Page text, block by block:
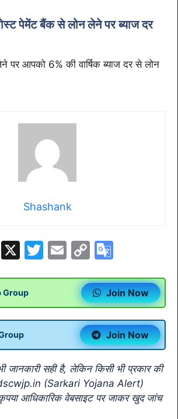
पेमेंट बैंक से लोन लेने पर ब्याज दर
पर आपको 6% की वार्षिक ब्याज दर से लोन
Shashank
T
X
T
er
E
ai
l
C
p
y
Li
n
k
o
gl
e
Tr
a
n
sl
Group Join Now
Join Now
जानकारी सही है, लेकिन किसी भी प्रकार की
(Sarkari Yojana Alert)
कृपया आधिकारिक वेबसाइट पर जाकर खुद जांच